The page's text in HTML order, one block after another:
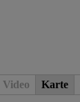
Video Karte